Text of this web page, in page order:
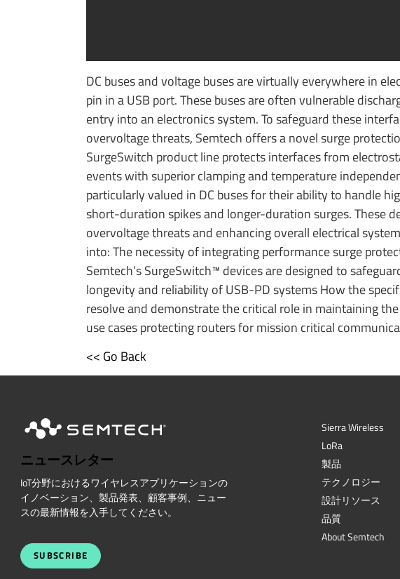
DC buses and voltage buses are virtually everywhere in
pin in a USB port. These buses are often vulnerable
entry into an electronics system. To safeguard these
overvoltage threats, Semtech offers a novel surge
SurgeSwitch product line protects interfaces from
events with superior clamping and temperature
particularly valued in DC buses for their ability to handle
short-duration spikes and longer-duration surges. These
overvoltage threats and enhancing overall electrical
into: The necessity of integrating performance surge
Semtech’s SurgeSwitch™ devices are designed to
longevity and reliability of USB-PD systems How the
resolve and demonstrate the critical role in maintaining
use cases protecting routers for mission critical
<< Go Back
ニュースレター
IoT分野におけるワイヤレスアプリケーションの
イノベーション、製品発表、顧客事例、ニュー
スの最新情報を入手してください。
SUBSCRIBE
Sierra Wireless
LoRa
製品
テクノロジー
設計リソース
品質
About Semtech